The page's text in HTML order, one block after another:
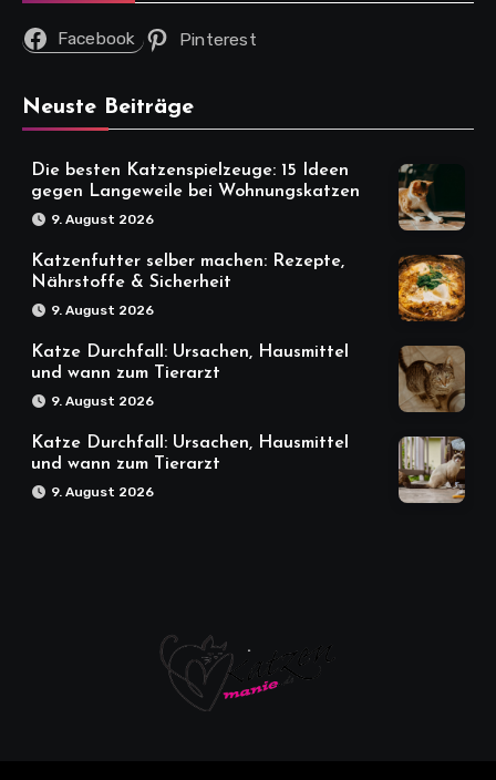
Facebook Pinterest
Neuste Beiträge
Die besten Katzenspielzeuge: 15 Ideen
gegen Langeweile bei Wohnungskatzen
9. August 2026
Katzenfutter selber machen: Rezepte,
Nährstoffe & Sicherheit
9. August 2026
Katze Durchfall: Ursachen, Hausmittel
und wann zum Tierarzt
9. August 2026
Katze Durchfall: Ursachen, Hausmittel
und wann zum Tierarzt
9. August 2026